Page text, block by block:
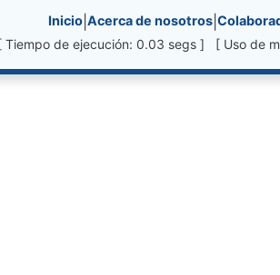
links, etc.
Inicio Acerca de nosotros
Tiempo de ejecución: 0.03 segs ] [ Uso de